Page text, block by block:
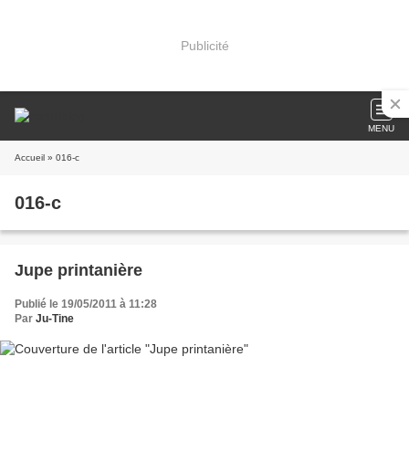
Publicité
MENU
Accueil » 016-c
016-c
Jupe printanière
Publié le 19/05/2011 à 11:28
Par Ju-Tine